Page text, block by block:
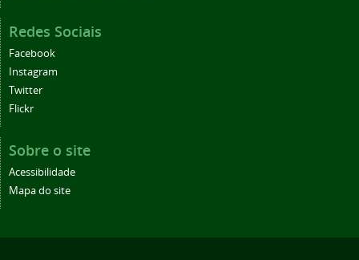
Redes Sociais
Facebook
Instagram
Twitter
Flickr
Sobre o site
Acessibilidade
Mapa do site